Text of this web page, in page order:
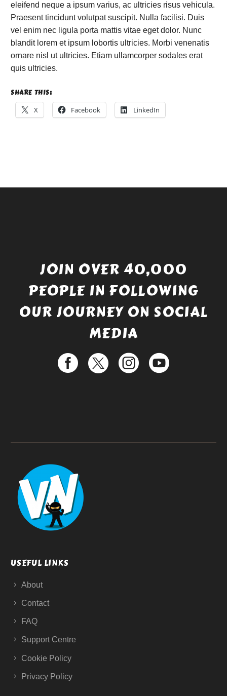
eleifend neque a ipsum varius, ac ultricies risus vehicula.
Praesent tincidunt volutpat suscipit. Nulla facilisi. Duis
vel enim nec ligula porta mattis vitae eget dolor. Nunc
blandit lorem et ipsum lobortis ultricies. Morbi venenatis
ornare nisl ut ultricies. Etiam ullamcorper sodales erat
quis ultricies.
SHARE THIS:
X
Facebook LinkedIn
JOIN OVER 40,000
PEOPLE IN FOLLOWING
OUR JOURNEY ON SOCIAL
MEDIA
USEFUL LINKS
About
Contact
FAQ
Support Centre
Cookie Policy
Privacy Policy